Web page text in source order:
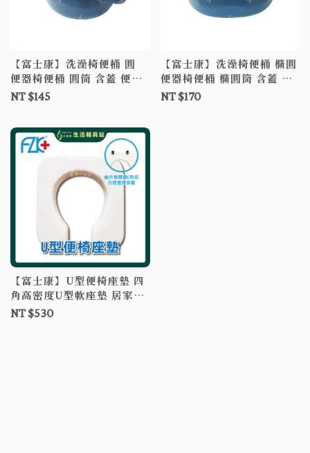
【富士康】洗澡椅便桶 圓
便器椅便桶 圓筒 含蓋 便盆
塑膠便桶
NT $145
【富士康】洗澡椅便桶 橢圓
便器椅便桶 橢圓筒 含蓋 便
盆 塑膠便桶
NT $170
【富士康】U型便椅座墊 四
角高密度U型軟座墊 居家輔
具 用於任何現有便器椅上使
NT $530